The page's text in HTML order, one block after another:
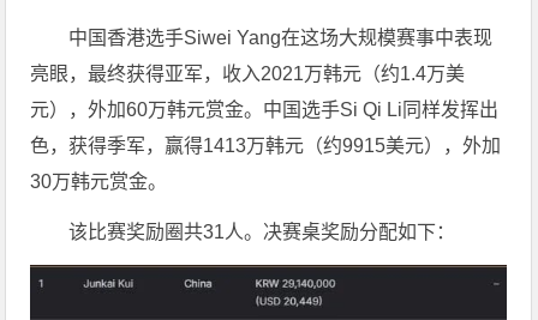
中国香港选手Siwei Yang在这场大规模赛事中表现
亮眼，最终获得亚军，收入2021万韩元（约1.4万美
元），外加60万韩元赏金。中国选手Si Qi Li同样发挥出
色，获得季军，赢得1413万韩元（约9915美元），外加
30万韩元赏金。
该比赛奖励圈共31人。决赛桌奖励分配如下：